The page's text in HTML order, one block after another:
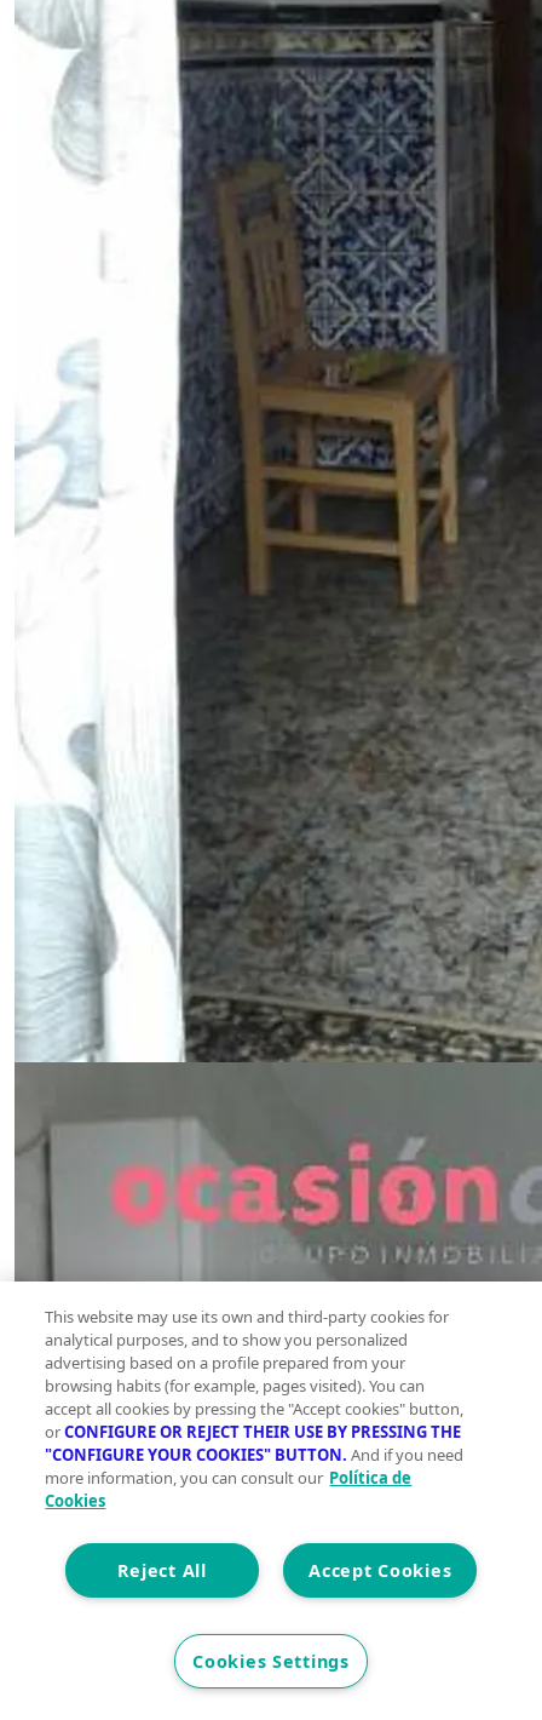
This website may use its own and third-party cookies for
analytical purposes, and to show you personalized
advertising based on a profile prepared from your
browsing habits (for example, pages visited). You can
accept all cookies by pressing the "Accept cookies" button,
orCONFIGURE OR REJECT THEIR USE BY PRESSING THE
"CONFIGURE YOUR COOKIES" BUTTON. And if you need
more information, you can consult our Política de
Cookies
Accept Cookies
Reject All
Cookies Settings